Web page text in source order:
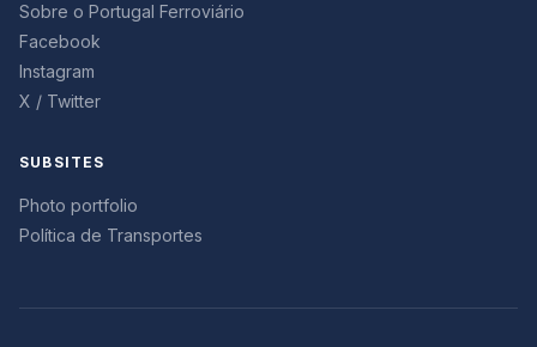
Sobre o Portugal Ferroviário
Facebook
Instagram
X / Twitter
SUBSITES
Photo portfolio
Política de Transportes